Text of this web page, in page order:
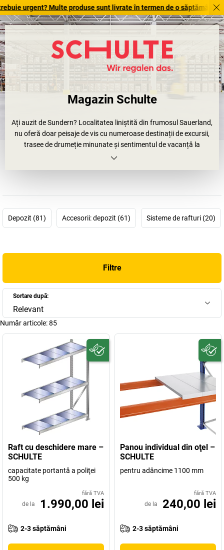
Multe produse sunt livrate în termen de o săptămână.
Magazin Schulte
Ați auzit de Sundern? Localitatea liniștită din frumosul Sauerland,
nu oferă doar peisaje de vis cu numeroase destinații de excursii,
trasee de drumeție minunate și sentimentul de vacanță la
Sorpesee. Nu, aici se află și creatori adevărați. Aici se lucrează. Cu
Pe o suprafață proprie de peste 30.000 metri pătrați de producție
client, pentru aproape orice industrie. Fie rafturi de birou, cu
sisteme de inserare și înșurubare pentru rafturi cu polițe, sau
sisteme complete de rafturi și platforme – specialistul în rafturi
asigură întotdeauna procese de lucru accelerate, depozitare
sigură și eficientă, design individual și capacitate maximă de
depozitare – chiar și în cele mai mici încăperi.
Cerințele clienților sunt ridicate. Și aproape mai ridicate sunt
cerințele angajaților în ceea ce îi privește, în diviziile de producție și
bineînțeles calitate. Dar
SCHULTE Lagertechnikse definește
exact prin asta – și astfel, produsele se potrivesc perfect în
sortimentul nostru. Descoperiți acum ofertele noastre!
Depozit (81) Accesorii: depozit (61) Sisteme de rafturi (20)
Filtre
Sortare după:
Relevant
Număr articole:85
Raft cu deschidere mare –
SCHULTE
capacitate portantă a poliţei
500 kg
fără TVA
de la 1.990,00 lei
2-3 săptămâni
Panou individual din oţel –
SCHULTE
pentru adâncime 1100 mm
fără TVA
de la 240,00 lei
2-3 săptămâni